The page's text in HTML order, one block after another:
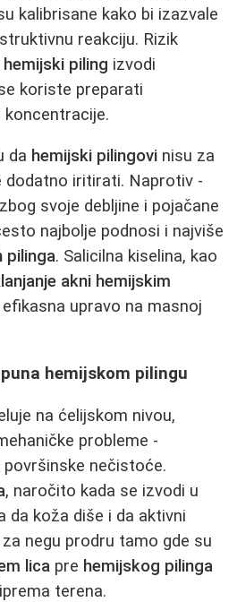
kalibrisane kako bi izazvale
reakciju. Rizik
hemijski piling izvodi
koriste preparati
da hemijski pilingovi nisu za
dodatno iritirati. Naprotiv -
svoje debljine i pojačane
najbolje podnosi i najviše
pilinga. Salicilna kiselina, kao
akni hemijskim
upravo na masnoj
hemijskom pilingu
na ćelijskom nivou,
probleme -
nečistoće.
, naročito kada se izvodi u
da koža diše i da aktivni
negu prodru tamo gde su
lica pre hemijskog pilinga
terena.